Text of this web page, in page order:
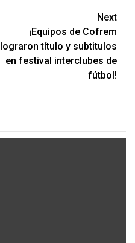
Next
¡Equipos de Cofrem
lograron título y subtitulos
en festival interclubes de
fútbol!